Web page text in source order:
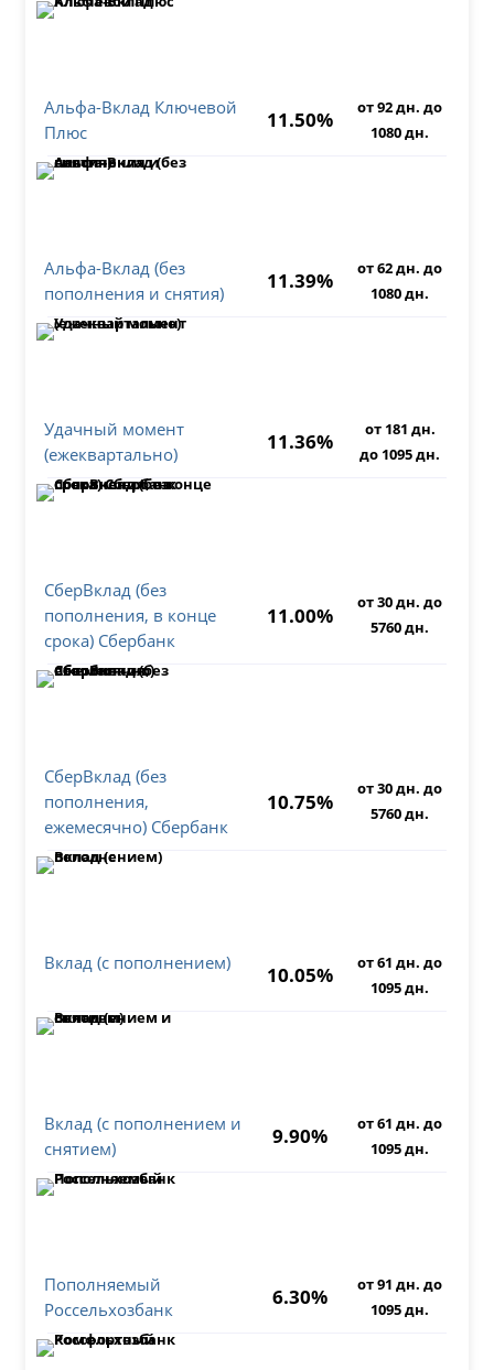
Альфа-Вклад Ключевой
Плюс
11.50%
от 92 дн. до
1080 дн.
Альфа-Вклад (без
пополнения и снятия)
11.39%
от 62 дн. до
1080 дн.
Удачный момент
(ежеквартально)
11.36%
от 181 дн.
до 1095 дн.
СберВклад (без
пополнения, в конце
срока) Сбербанк
11.00%
от 30 дн. до
5760 дн.
СберВклад (без
пополнения,
ежемесячно) Сбербанк
10.75%
от 30 дн. до
5760 дн.
Вклад (с пополнением)
10.05%
от 61 дн. до
1095 дн.
Вклад (с пополнением и
снятием)
9.90%
от 61 дн. до
1095 дн.
Пополняемый
Россельхозбанк
6.30%
от 91 дн. до
1095 дн.